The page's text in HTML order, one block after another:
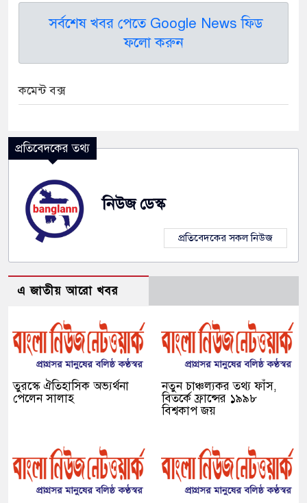
সর্বশেষ খবর পেতে Google News ফিড
ফলো করুন
কমেন্ট বক্স
প্রতিবেদকের তথ্য
নিউজ ডেস্ক
প্রতিবেদকের সকল নিউজ
এ জাতীয় আরো খবর
তুরস্কে ঐতিহাসিক অভ্যর্থনা
পেলেন সালাহ
নতুন চাঞ্চল্যকর তথ্য ফাঁস,
বিতর্কে ফ্রান্সের ১৯৯৮
বিশ্বকাপ জয়